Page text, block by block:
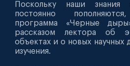
Поскольку наши
постоянно
программа «Черные
рассказом лектора об
объектах и о новых научных
изучения.